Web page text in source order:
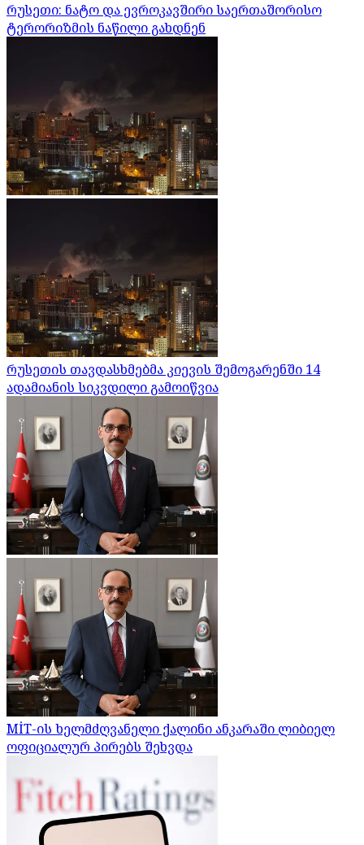
რუსეთი: ნატო და ევროკავშირი საერთაშორისო
ტერორიზმის ნაწილი გახდნენ
რუსეთის თავდასხმებმა კიევის შემოგარენში 14
ადამიანის სიკვდილი გამოიწვია
MİT-ის ხელმძღვანელი ქალინი ანკარაში ლიბიელ
ოფიციალურ პირებს შეხვდა